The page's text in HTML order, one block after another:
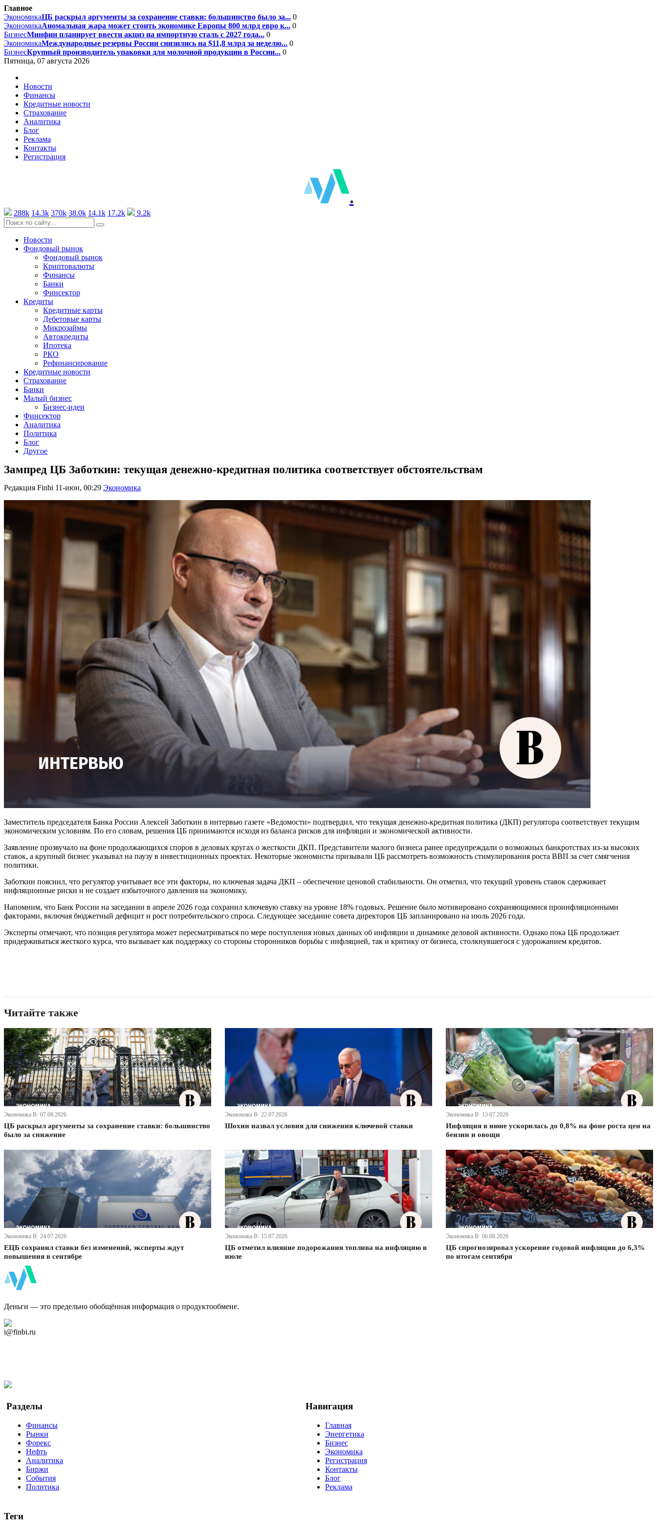
Главное
ЭкономикаЦБ раскрыл аргументы за сохранение ставки: большинство было за... 0
ЭкономикаАномальная жара может стоить экономике Европы 800 млрд евро к... 0
БизнесМинфин планирует ввести акциз на импортную сталь с 2027 года... 0
ЭкономикаМеждународные резервы России снизились на $11,8 млрд за неделю... 0
БизнесКрупный производитель упаковки для молочной продукции в России... 0
Пятница, 07 августа 2026
Новости
Финансы
Кредитные новости
Страхование
Аналитика
Блог
Реклама
Контакты
Регистрация
.
288k 14.3k 370k 38.0k 14.1k 17.2k 9.2k
Новости
Фондовый рынок
Фондовый рынок
Криптовалюты
Финансы
Банки
Финсектор
Кредиты
Кредитные карты
Дебетовые карты
Микрозаймы
Автокредиты
Ипотека
РКО
Рефинансирование
Кредитные новости
Страхование
Банки
Малый бизнес
Бизнес-идеи
Финсектор
Аналитика
Политика
Блог
Другое
Зампред ЦБ Заботкин: текущая денежно-кредитная политика соответствует обстоятельствам
Редакция Finbi 11-июн, 00:29 Экономика
Заместитель председателя Банка России Алексей Заботкин в интервью газете «Ведомости» подтвердил, что текущая денежно-кредитная политика (ДКП) регулятора соответствует текущим
экономическим условиям. По его словам, решения ЦБ принимаются исходя из баланса рисков для инфляции и экономической активности.
Заявление прозвучало на фоне продолжающихся споров в деловых кругах о жесткости ДКП. Представители малого бизнеса ранее предупреждали о возможных банкротствах из-за высоких
ставок, а крупный бизнес указывал на паузу в инвестиционных проектах. Некоторые экономисты призывали ЦБ рассмотреть возможность стимулирования роста ВВП за счет смягчения
политики.
Заботкин пояснил, что регулятор учитывает все эти факторы, но ключевая задача ДКП – обеспечение ценовой стабильности. Он отметил, что текущий уровень ставок сдерживает
инфляционные риски и не создает избыточного давления на экономику.
Напомним, что Банк России на заседании в апреле 2026 года сохранил ключевую ставку на уровне 18% годовых. Решение было мотивировано сохраняющимися проинфляционными
факторами, включая бюджетный дефицит и рост потребительского спроса. Следующее заседание совета директоров ЦБ запланировано на июль 2026 года.
Эксперты отмечают, что позиция регулятора может пересматриваться по мере поступления новых данных об инфляции и динамике деловой активности. Однако пока ЦБ продолжает
придерживаться жесткого курса, что вызывает как поддержку со стороны сторонников борьбы с инфляцией, так и критику от бизнеса, столкнувшегося с удорожанием кредитов.
Читайте также
Экономика В· 07.08.2026
ЦБ раскрыл аргументы за сохранение ставки: большинство
было за снижение
Экономика В· 22.07.2026
Шохин назвал условия для снижения ключевой ставки
Экономика В· 13.07.2026
Инфляция в июне ускорилась до 0,8% на фоне роста цен на
бензин и овощи
Экономика В· 24.07.2026
ЕЦБ сохранил ставки без изменений, эксперты ждут
повышения в сентябре
Экономика В· 15.07.2026
ЦБ отметил влияние подорожания топлива на инфляцию в
июле
Экономика В· 06.08.2026
ЦБ спрогнозировал ускорение годовой инфляции до 6,3%
по итогам сентября
Деньги — это предельно обобщённая информация о продуктообмене.
i@finbi.ru
Разделы
Финансы
Рынки
Форекс
Нефть
Аналитика
Биржи
События
Политика
Навигация
Главная
Энергетика
Бизнес
Экономика
Регистрация
Контакты
Блог
Реклама
Теги